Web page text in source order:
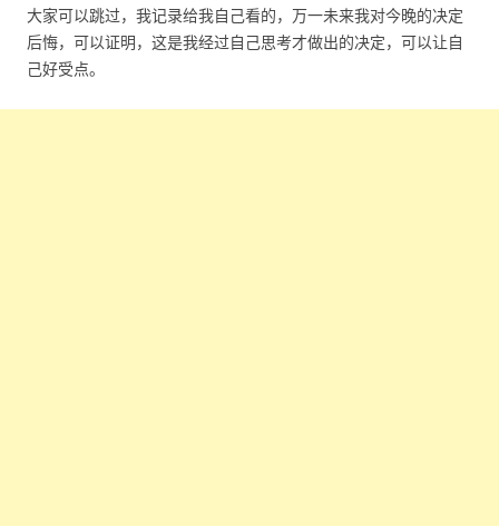
大家可以跳过，我记录给我自己看的，万一未来我对今晚的决定
后悔，可以证明，这是我经过自己思考才做出的决定，可以让自
己好受点。